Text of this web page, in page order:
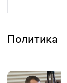
Политика